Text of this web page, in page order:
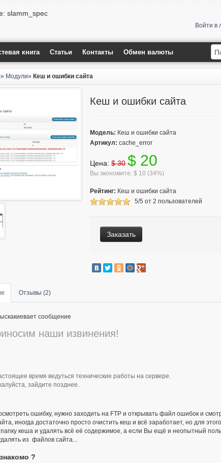
slamm_spec
Войти в
книга Статьи Контакты Обмен валюты
» Модули» Кеш и ошибки сайта
Кеш и ошибки сайта
Модель: Кеш и ошибки сайта
Артикул: cache_error
Цена:$ 30 $ 20
Вы экономите: $ 10 (34%)
Рейтинг: Кеш и ошибки сайта
5/5 от2 пользователей
Заказать
Отзывы (2)
сообщение
наши извинения!
время ведуться технические работы на сервере.
зайдите позднее.
ошибку, нужно заходить на FTP и открывать файл ошибок и
иногда достаточно просто очистить кеш и всё заработает, но для
папку кеша и удалять всё её содержимое, а если Вы ещё и неопытный
из файлов сайта...
?